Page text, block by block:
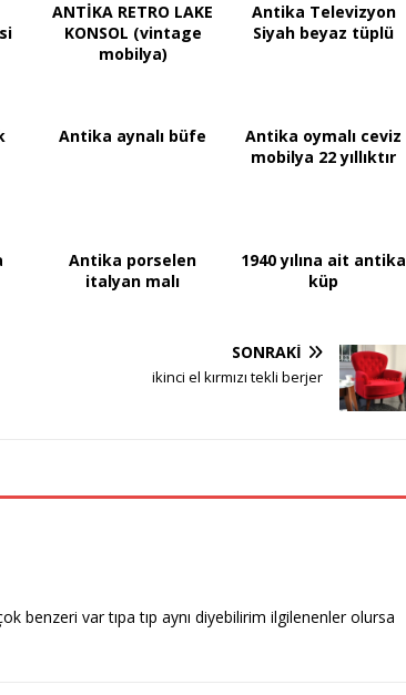
ANTİKA RETRO LAKE
KONSOL (vintage
mobilya)
Antika Televizyon
Siyah beyaz tüplü
Antika aynalı büfe
Antika oymalı ceviz
mobilya 22 yıllıktır
Antika porselen
italyan malı
1940 yılına ait antika
küp
SONRAKI
ikinci el kırmızı tekli berjer
benzeri var tıpa tıp aynı diyebilirim ilgilenenler olursa